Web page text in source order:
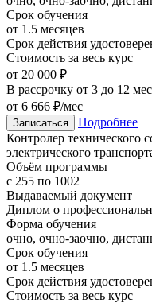
Срок обучения
от 1.5 месяцев
Срок действия
Стоимость за весь курс
от 20 000 ₽
В рассрочку от 3 до 12
от 6 666 ₽/мес
Записаться
Подробнее
Контролер технического
электрического
Объём программы
с 255 по 1002
Выдаваемый документ
Диплом о
Форма обучения
очно, очно-заочно,
Срок обучения
от 1.5 месяцев
Срок действия
Стоимость за весь курс